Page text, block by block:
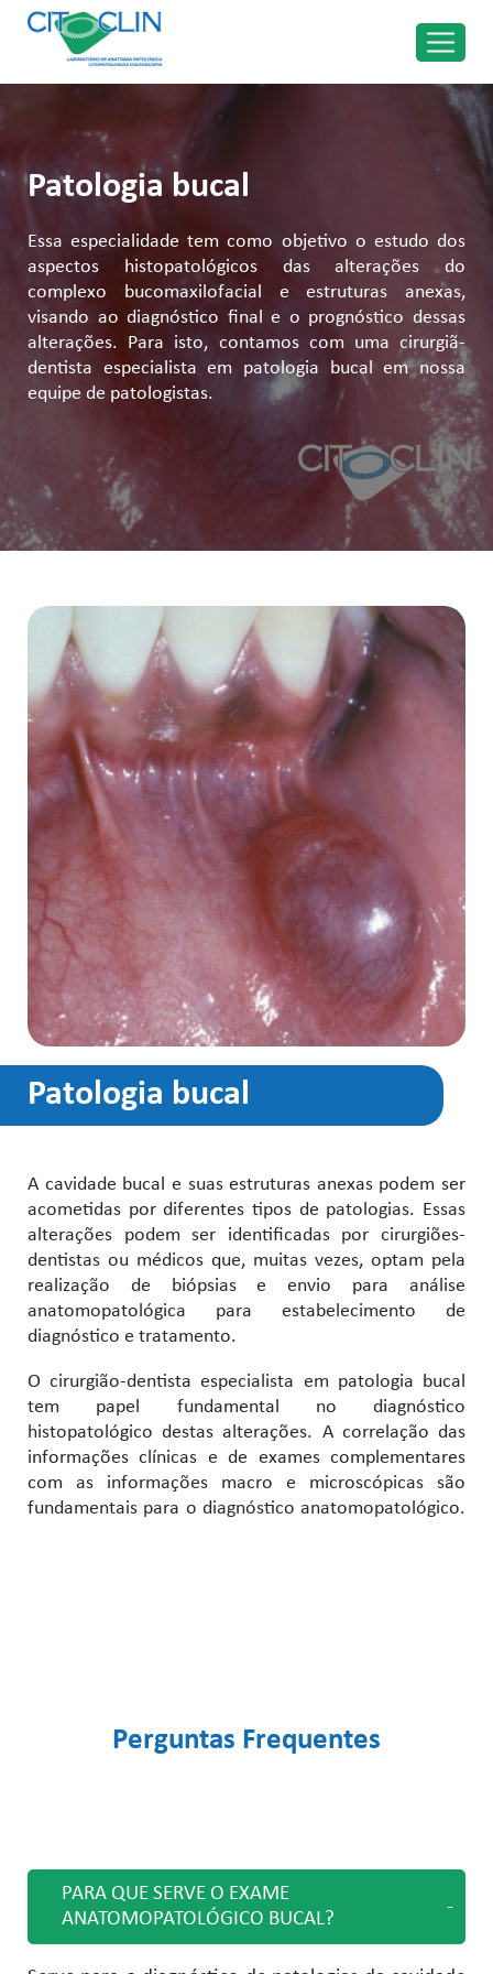
Patologia bucal
Essa especialidade tem como objetivo o estudo dos
aspectos histopatológicos das alterações do
complexo bucomaxilofacial e estruturas anexas,
visando ao diagnóstico final e o prognóstico dessas
alterações. Para isto, contamos com uma cirurgiã-
dentista especialista em patologia bucal em nossa
equipe de patologistas.
Patologia bucal
A cavidade bucal e suas estruturas anexas podem ser
acometidas por diferentes tipos de patologias. Essas
alterações podem ser identificadas por cirurgiões-
dentistas ou médicos que, muitas vezes, optam pela
realização de biópsias e envio para análise
anatomopatológica para estabelecimento de
diagnóstico e tratamento.
O cirurgião-dentista especialista em patologia bucal
tem papel fundamental no diagnóstico
histopatológico destas alterações. A correlação das
informações clínicas e de exames complementares
com as informações macro e microscópicas são
fundamentais para o diagnóstico anatomopatológico.
Perguntas Frequentes
PARA QUE SERVE O EXAME
ANATOMOPATOLÓGICO BUCAL?